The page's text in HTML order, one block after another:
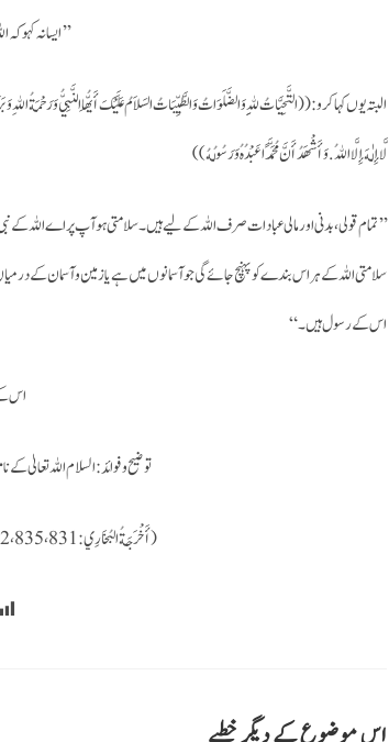
’’ایسا نہ کہو کہ
البتہ یوں کہا کرو: ((التَّحِيَّاتُ لِلهِ وَالضَّلَوَاتُ وَالطَّيِّبَاتُ السَلاَمُ عَلَيْكَ أَيُّهَا النَّبِيُّ وَرَحْمَةُ اللهِ
لَّا إِلٰهَ إِلَّا اللهُ . وَأَشْهَدُ أَنَّ مُحَمَّدًا عَبْدُهُ وَرَسُولُهُ))
’’تمام قولی، بدنی اور مالی عبادات صرف اللہ کے لیے ہیں۔ سلامتی ہو آپ پر اے اللہ
سلامتی اللہ کے ہر اس بندے کو پہنچ جائے گی جو آسمانوں میں ہے یا زمین و آسمان کے
اس کے رسول ہیں۔“
اس
توضیح و فوائد: السلام اللہ
(أَخْرَجَةُ البُخَارِي: 831، 835، 1202، 6230، 6265، 6328، 7381، ومُسْلِمٌ:402)